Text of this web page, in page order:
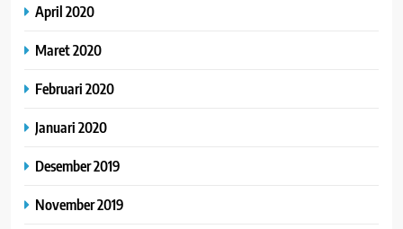
April 2020
Maret 2020
Februari 2020
Januari 2020
Desember 2019
November 2019